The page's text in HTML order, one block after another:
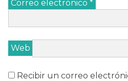
Correo electrónico *
Web
Recibir un correo